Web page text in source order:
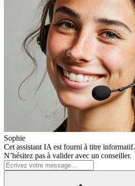
Sophie
Cet assistant IA est fourni à titre informatif.
N’hésitez pas à valider avec un conseiller.